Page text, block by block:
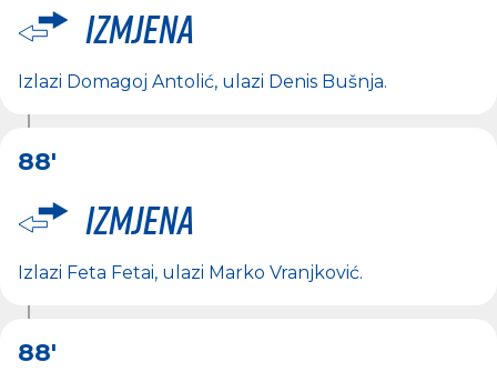
Izmjena
Izlazi Domagoj Antolić, ulazi Denis Bušnja.
88'
Izmjena
Izlazi Feta Fetai, ulazi Marko Vranjković.
88'